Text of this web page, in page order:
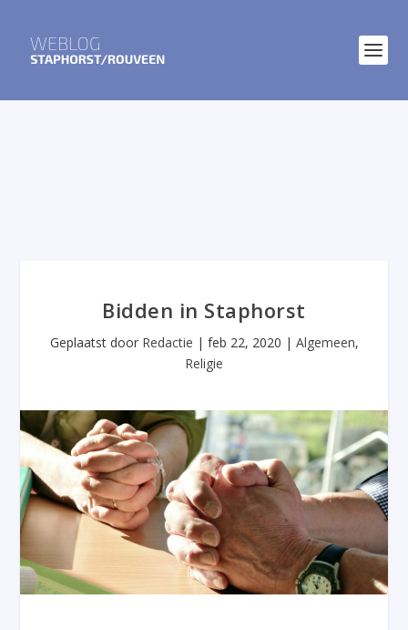
Bidden in Staphorst
Geplaatst door Redactie | feb 22, 2020 | Algemeen,
Religie